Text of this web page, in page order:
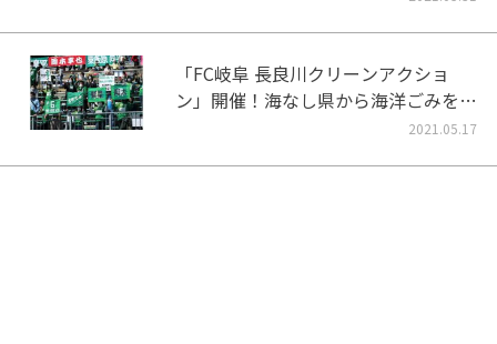
「FC岐阜 長良川クリーンアクショ
ン」開催！海なし県から海洋ごみをな
2021.05.17